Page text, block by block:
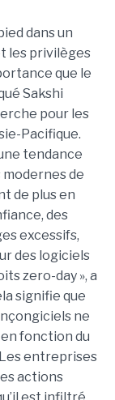
dans un
les privilèges
que le
Sakshi
pour les
Pacifique.
tendance
de
de plus en
des
excessifs,
des logiciels
zero-day », a
signifie que
ne
fonction du
entreprises
actions